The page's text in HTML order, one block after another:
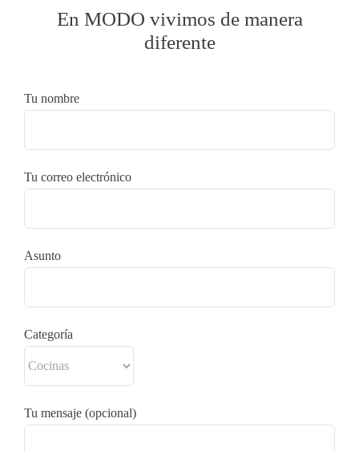
En MODO vivimos de manera
diferente
Tu nombre
Tu correo electrónico
Asunto
Categoría
Tu mensaje (opcional)